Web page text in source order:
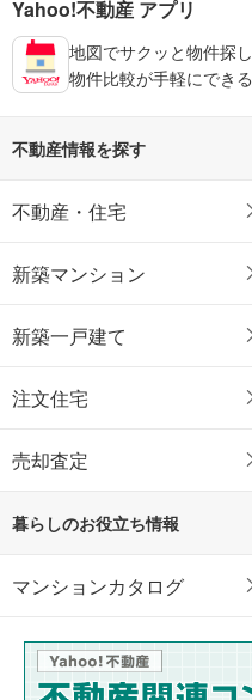
Yahoo!不動産 アプリ
地図でサクッと物件探し
物件比較が手軽にできる
不動産情報を探す
不動産・住宅
新築マンション
新築一戸建て
注文住宅
売却査定
暮らしのお役立ち情報
マンションカタログ